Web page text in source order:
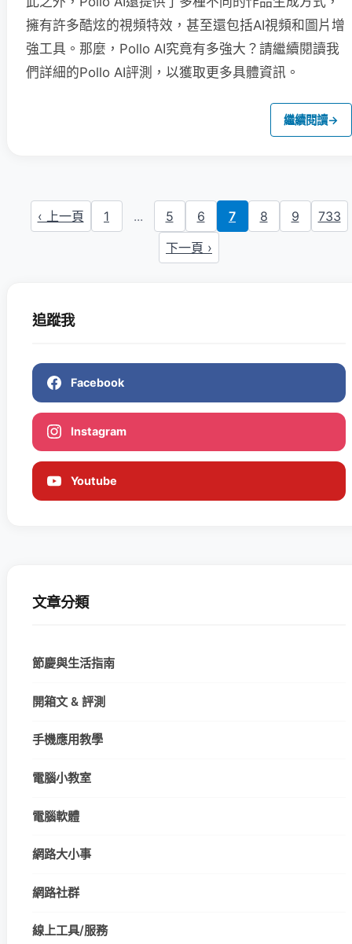
擁有許多酷炫的視頻特效，甚至還包括AI視頻和圖片增
強工具。那麼，Pollo AI究竟有多強大？請繼續閱讀我
們詳細的Pollo AI評測，以獲取更多具體資訊。
繼續閱讀→
‹ 上一頁 1 ... 5 6 7 8 9
733
下一頁 ›
追蹤我
Facebook
Instagram
Youtube
文章分類
節慶與生活指南
開箱文 & 評測
手機應用教學
電腦小教室
電腦軟體
網路大小事
網路社群
線上工具/服務